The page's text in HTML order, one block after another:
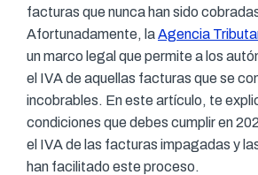
facturas que nunca han sido
Afortunadamente, laAgencia
un marco legal que permite a los
el IVA de aquellas facturas que se
incobrables. En este artículo, te
condiciones que debes cumplir en
el IVA de las facturas impagadas y
han facilitado este proceso.